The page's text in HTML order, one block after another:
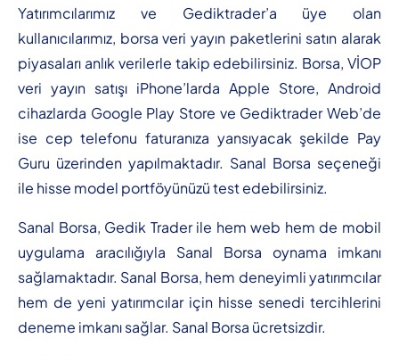
Yatırımcılarımız ve Gediktrader’a üye olan
kullanıcılarımız, borsa veri yayın paketlerini satın alarak
piyasaları anlık verilerle takip edebilirsiniz. Borsa, VİOP
veri yayın satışı iPhone’larda Apple Store, Android
cihazlarda Google Play Store ve Gediktrader Web’de
ise cep telefonu faturanıza yansıyacak şekilde Pay
Guru üzerinden yapılmaktadır. Sanal Borsa seçeneği
ile hisse model portföyünüzü test edebilirsiniz.
Sanal Borsa, Gedik Trader ile hem web hem de mobil
uygulama aracılığıyla Sanal Borsa oynama imkanı
sağlamaktadır. Sanal Borsa, hem deneyimli yatırımcılar
hem de yeni yatırımcılar için hisse senedi tercihlerini
deneme imkanı sağlar. Sanal Borsa ücretsizdir.